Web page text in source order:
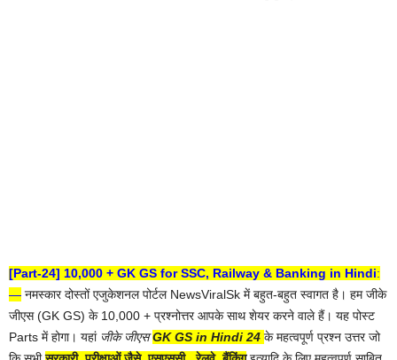
[Part-24] 10,000 + GK GS for SSC, Railway & Banking in Hindi:
— नमस्कार दोस्तों एजुकेशनल पोर्टल NewsViralSk में बहुत-बहुत स्वागत है। हम जीके
जीएस (GK GS) के 10,000 + प्रश्नोत्तर आपके साथ शेयर करने वाले हैं। यह पोस्ट
Parts में होगा। यहां जीके जीएसGK GS in Hindi 24 के महत्वपूर्ण प्रश्न उत्तर जो